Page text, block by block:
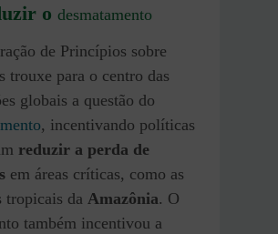
o desmatamento
de Princípios sobre
trouxe para o centro das
globais a questão do
, incentivando políticas
reduzir a perda de
em áreas críticas, como as
tropicais da Amazônia. O
também incentivou a